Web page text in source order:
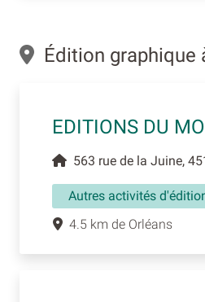
Édition graphique
EDITIONS DU
563 rue de la Juine,
Autres activités
4.5 km de Orléans